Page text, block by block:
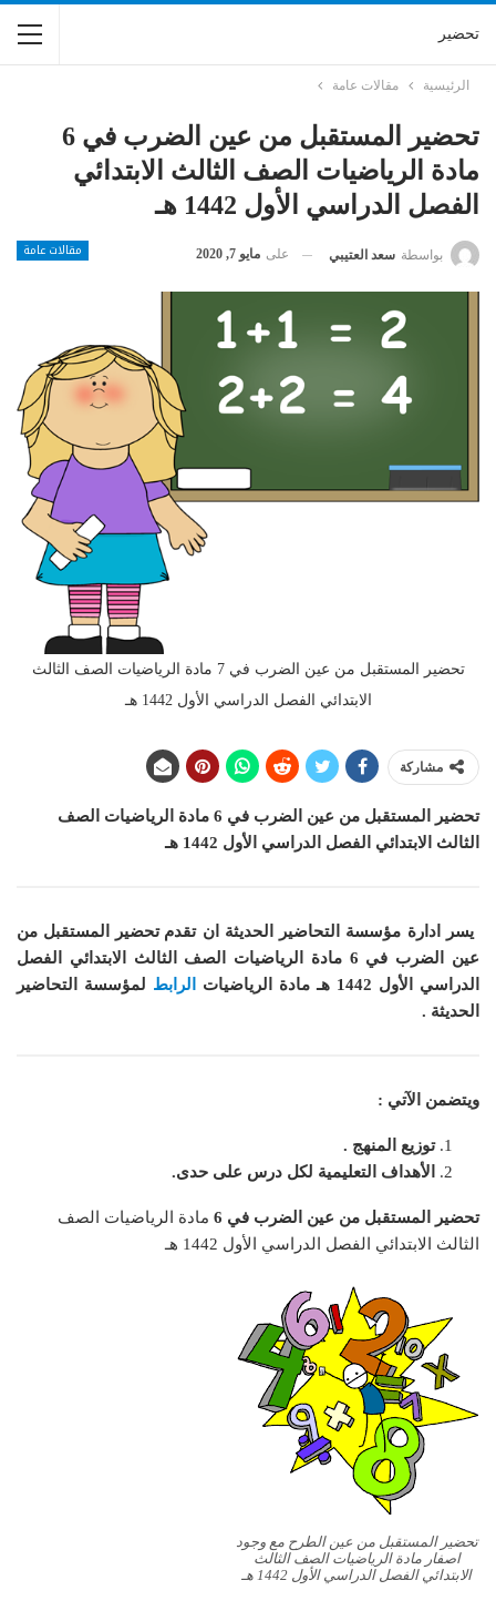
تحضير
الرئيسية مقالات عامة
تحضير المستقبل من عين الضرب في 6
مادة الرياضيات الصف الثالث الابتدائي
الفصل الدراسي الأول 1442 هـ
مقالات عامة بواسطة سعد العتيبي على مايو 7, 2020
تحضير المستقبل من عين الضرب في 7 مادة الرياضيات الصف الثالث
الابتدائي الفصل الدراسي الأول 1442 هـ
مشاركة
تحضير المستقبل من عين الضرب في 6 مادة الرياضيات الصف
الثالث الابتدائي الفصل الدراسي الأول 1442 هـ
يسر ادارة مؤسسة التحاضير الحديثة ان تقدم تحضير المستقبل من
عين الضرب في 6 مادة الرياضيات الصف الثالث الابتدائي الفصل
الدراسي الأول 1442 هـ
مادة الرياضيات الرابط لمؤسسة التحاضير
الحديثة .
ويتضمن الآتي :
توزيع المنهج .
الأهداف التعليمية لكل درس على حدى.
تحضير المستقبل من عين الضرب في 6
مادة الرياضيات الصف
الثالث الابتدائي الفصل الدراسي الأول 1442 هـ
تحضير المستقبل من عين الطرح مع وجود
اصفار مادة الرياضيات الصف الثالث
الابتدائي الفصل الدراسي الأول 1442 هـ